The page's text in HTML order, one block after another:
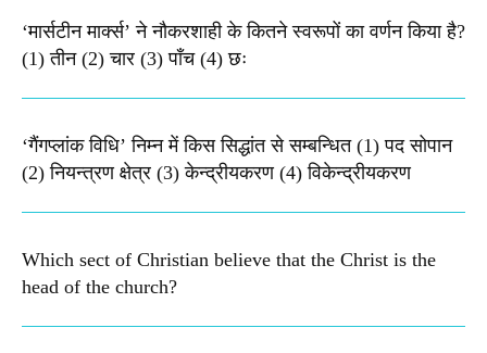
‘मार्सटीन मार्क्स’ ने नौकरशाही के कितने स्वरूपों का वर्णन किया है?
(1) तीन (2) चार (3) पाँच (4) छः
‘गैंगप्लांक विधि’ निम्न में किस सिद्धांत से सम्बन्धित (1) पद सोपान
(2) नियन्त्रण क्षेत्र (3) केन्द्रीयकरण (4) विकेन्द्रीयकरण
Which sect of Christian believe that the Christ is the
head of the church?